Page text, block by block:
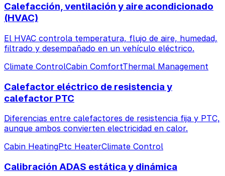
Calefacción, ventilación y aire acondicionado
(HVAC)
El HVAC controla temperatura, flujo de aire, humedad,
filtrado y desempañado en un vehículo eléctrico.
Climate ControlCabin ComfortThermal Management
Calefactor eléctrico de resistencia y
calefactor PTC
Diferencias entre calefactores de resistencia fija y PTC,
aunque ambos convierten electricidad en calor.
Cabin HeatingPtc HeaterClimate Control
Calibración ADAS estática y dinámica